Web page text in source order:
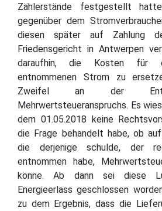
Zählerstände festgestellt
gegenüber dem
diesen später auf Zahlung
Friedensgericht in Antwerpen
daraufhin, die Kosten für
entnommenen Strom zu
Zweifel an der
Mehrwertsteueranspruchs. Es
dem 01.05.2018 keine
die Frage behandelt habe, ob
die derjenige schulde, der
entnommen habe,
könne. Ab dann sei diese
Energieerlass geschlossen
zu dem Ergebnis, dass die